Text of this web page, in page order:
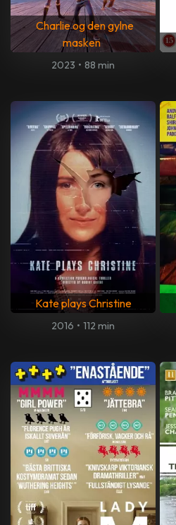
Charlie og den gylne
masken
2023 • 88 min
Kate plays Christine
2016 • 112 min